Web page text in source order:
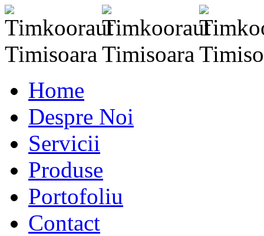
Home
Despre Noi
Servicii
Produse
Portofoliu
Contact